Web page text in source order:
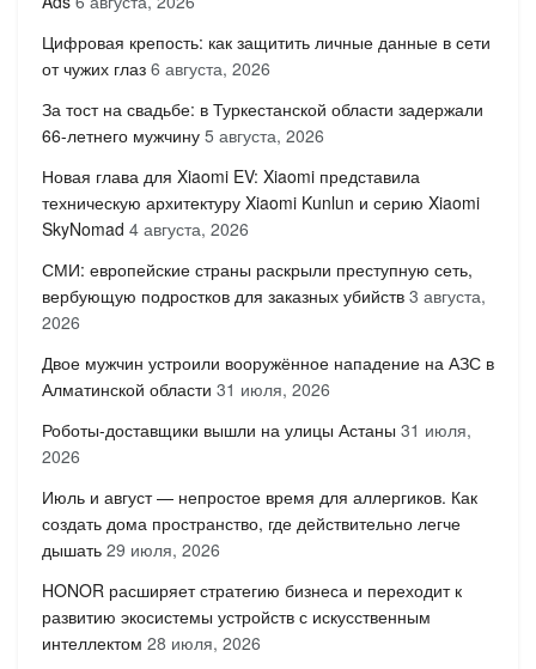
Цифровая крепость: как защитить личные данные в сети
от чужих глаз 6 августа, 2026
За тост на свадьбе: в Туркестанской области задержали
66-летнего мужчину 5 августа, 2026
Новая глава для Xiaomi EV: Xiaomi представила
техническую архитектуру Xiaomi Kunlun и серию Xiaomi
SkyNomad 4 августа, 2026
СМИ: европейские страны раскрыли преступную сеть,
вербующую подростков для заказных убийств 3 августа,
2026
Двое мужчин устроили вооружённое нападение на АЗС в
Алматинской области 31 июля, 2026
Роботы-доставщики вышли на улицы Астаны 31 июля,
2026
Июль и август — непростое время для аллергиков. Как
создать дома пространство, где действительно легче
дышать 29 июля, 2026
HONOR расширяет стратегию бизнеса и переходит к
развитию экосистемы устройств с искусственным
интеллектом 28 июля, 2026